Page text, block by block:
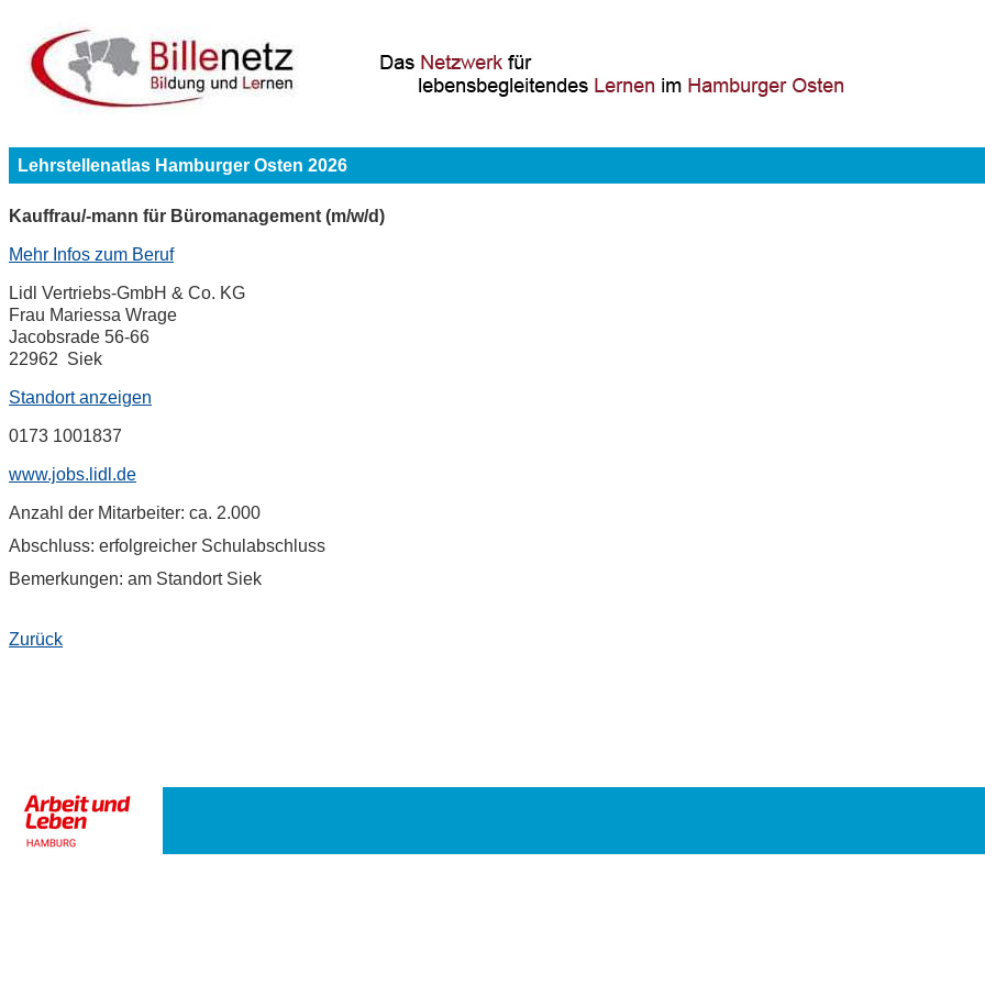
Lehrstellenatlas Hamburger Osten 2026
Kauffrau/-mann für Büromanagement (m/w/d)
Mehr Infos zum Beruf
Lidl Vertriebs-GmbH & Co. KG
Frau Mariessa Wrage
Jacobsrade 56-66
22962 Siek
Standort anzeigen
0173 1001837
www.jobs.lidl.de
Anzahl der Mitarbeiter: ca. 2.000
Abschluss: erfolgreicher Schulabschluss
Bemerkungen: am Standort Siek
Zurück